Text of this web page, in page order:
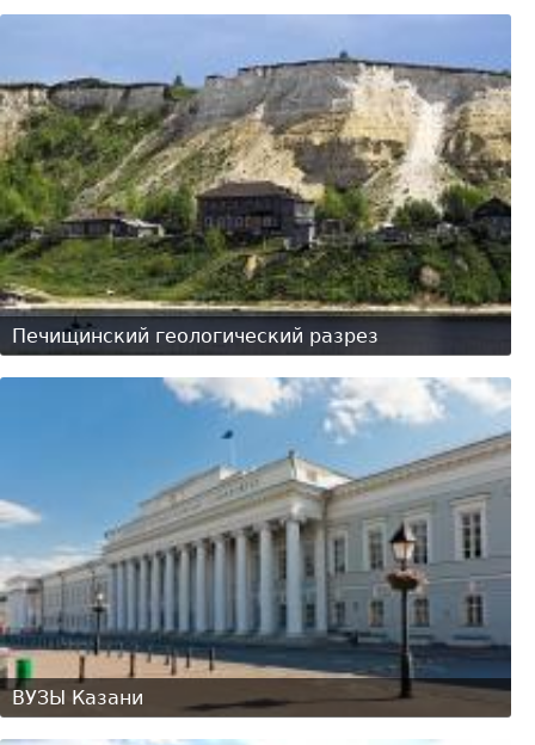
Печищинский геологический разрез
ВУЗЫ Казани